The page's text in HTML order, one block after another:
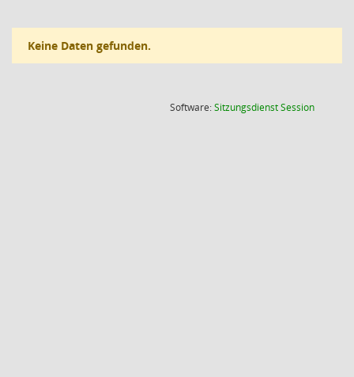
Keine Daten gefunden.
Software:SitzungsdienstSession(Wird in